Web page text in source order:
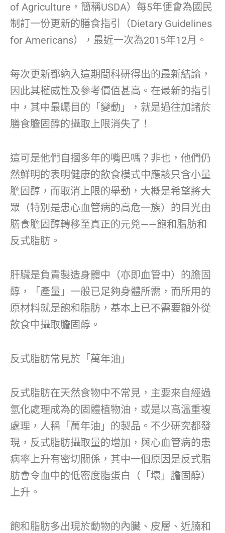
of Agriculture，簡稱USDA）每5年便會為國民
制訂一份更新的膳食指引（Dietary Guidelines
for Americans），最近一次為2015年12月。
每次更新都納入這期間科研得出的最新結論，
因此其權威性及參考價值甚高。在最新的指引
中，其中最矚目的「變動」，就是過往加諸於
膳食膽固醇的攝取上限消失了！
這可是他們自摑多年的嘴巴嗎？非也，他們仍
然鮮明的表明健康的飲食模式中應該只含小量
膽固醇，而取消上限的舉動，大概是希望將大
眾（特別是患心血管病的高危一族）的目光由
膳食膽固醇轉移至真正的元兇——飽和脂肪和
反式脂肪。
肝臟是負責製造身體中（亦即血管中）的膽固
醇，「產量」一般已足夠身體所需，而所用的
原材料就是飽和脂肪，基本上已不需要額外從
飲食中攝取膽固醇。
反式脂肪常見於「萬年油」
反式脂肪在天然食物中不常見，主要來自經過
氫化處理成為的固體植物油，或是以高溫重複
處理，人稱「萬年油」的製品。不少研究都發
現，反式脂肪攝取量的增加，與心血管病的患
病率上升有密切關係，其中一個原因是反式脂
肪會令血中的低密度脂蛋白（「壞」膽固醇）
上升。
飽和脂肪多出現於動物的內臟、皮層、近腩和